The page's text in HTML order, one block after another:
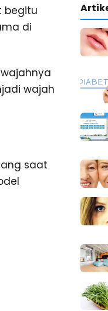
begitu
di
wajah
saat